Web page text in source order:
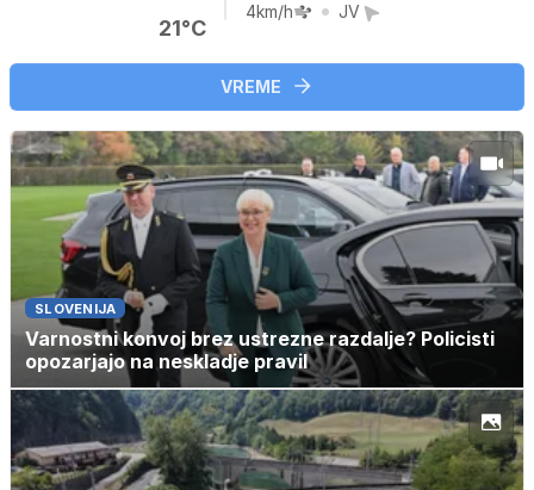
21°C
4km/h JV
VREME
SLOVENIJA
Varnostni konvoj brez ustrezne razdalje? Policisti
opozarjajo na neskladje pravil